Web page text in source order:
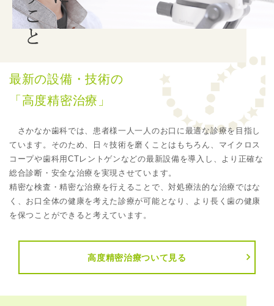
最新の設備・技術の
「高度精密治療」
さかなか歯科では、患者様一人一人のお口に最適な診療を目指し
ています。そのため、日々技術を磨くことはもちろん、マイクロス
コープや歯科用CTレントゲンなどの最新設備を導入し、より正確な
総合診断・安全な治療を実現させています。
精密な検査・精密な治療を行えることで、対処療法的な治療ではな
く、お口全体の健康を考えた診療が可能となり、より長く歯の健康
を保つことができると考えています。
高度精密治療ついて見る